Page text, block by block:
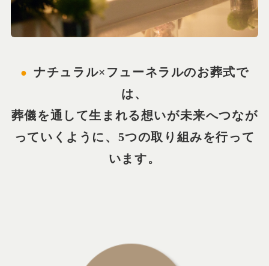
ナチュラル×フューネラルのお葬式で
は、
葬儀を通して生まれる想いが未来へつなが
っていくように、5つの取り組みを行って
います。